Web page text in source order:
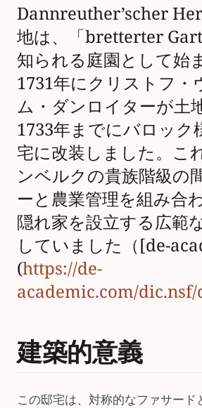
Dannreuther’scher
地は、「bretterter
知られる庭園として始
1731年にクリストフ・
ム・ダンロイターが土
1733年までにバロック
宅に改装しました。こ
ンベルクの貴族階級の
ーと農業管理を組み合
隠れ家を設立する広範
していました（[de-
(https://de-
academic.com/
建築的意義
この邸宅は、対称的なファサード